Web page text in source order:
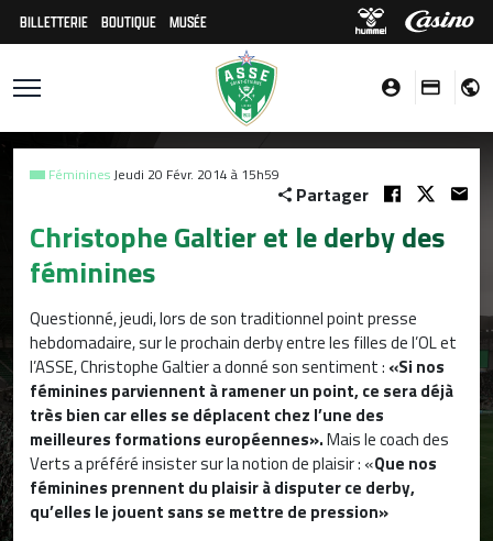
BILLETTERIE BOUTIQUE MUSÉE
FémininesJeudi 20 Févr. 2014 à 15h59
Partager
Christophe Galtier et le derby des
féminines
Questionné, jeudi, lors de son traditionnel point presse
hebdomadaire, sur le prochain derby entre les filles de l’OL et
l’ASSE, Christophe Galtier a donné son sentiment : «Si nos
féminines parviennent à ramener un point, ce sera déjà
très bien car elles se déplacent chez l’une des
meilleures formations européennes».Mais le coach des
Verts a préféré insister sur la notion de plaisir : «Que nos
féminines prennent du plaisir à disputer ce derby,
qu’elles le jouent sans se mettre de pression»